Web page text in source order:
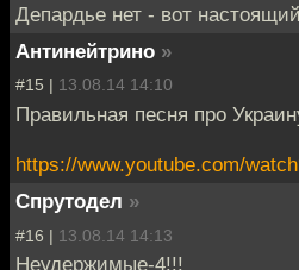
Депардье нет - вот
Антинейтрино »
#15 | 13.08.14 14:10
Правильная песня про
https://www.youtube.com/
Спрутодел »
#16 | 13.08.14 14:13
Неудержимые-4!!!